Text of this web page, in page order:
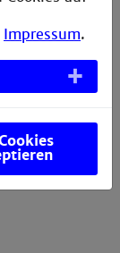
Impressum.